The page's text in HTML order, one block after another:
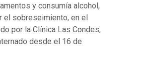
y consumía alcohol,
el sobreseimiento, en el
por la Clínica Las Condes,
desde el 16 de